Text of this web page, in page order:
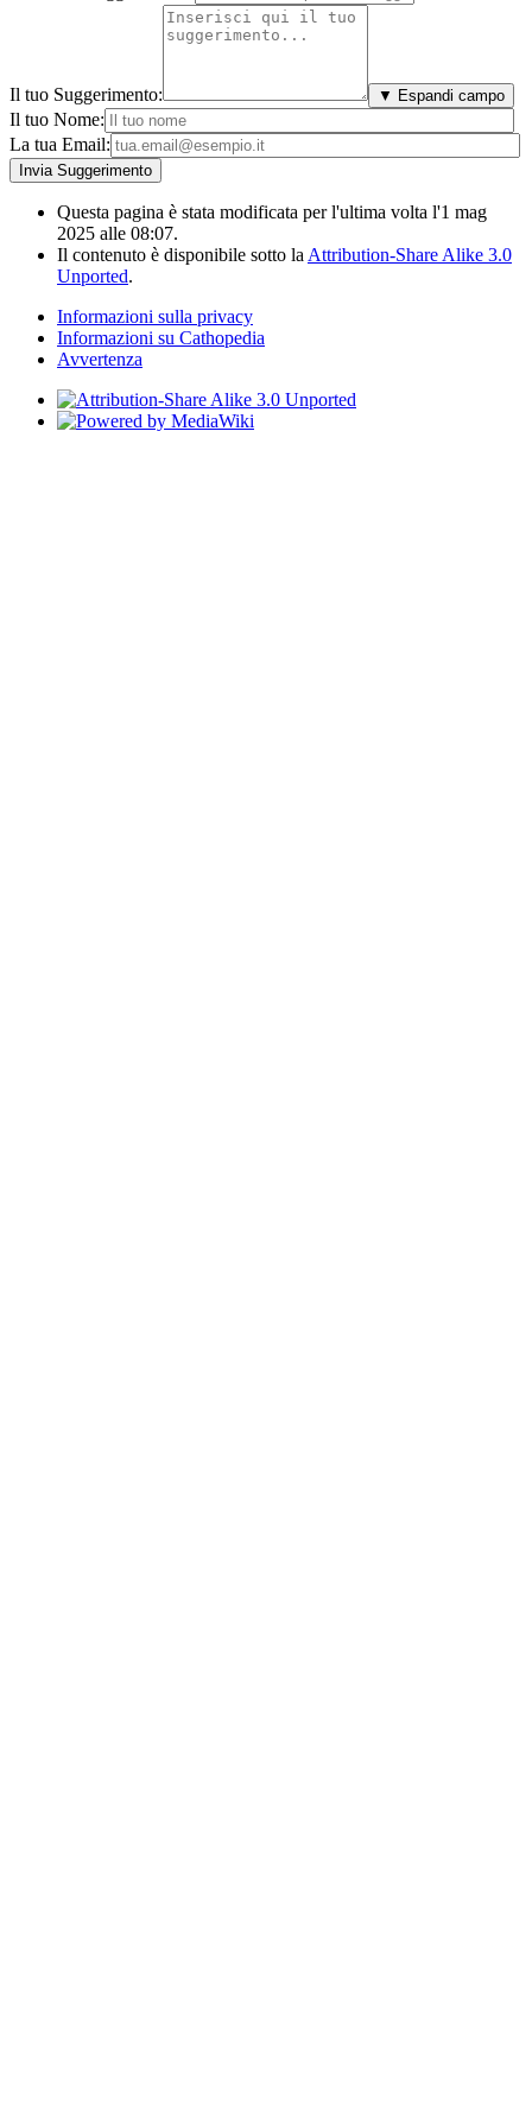
Il tuo Suggerimento: ▼ Espandi campo
Il tuo Nome:
La tua Email:
Questa pagina è stata modificata per l'ultima volta l'1 mag
2025 alle 08:07.
Il contenuto è disponibile sotto la Attribution-Share Alike 3.0
Unported.
Informazioni sulla privacy
Informazioni su Cathopedia
Avvertenza